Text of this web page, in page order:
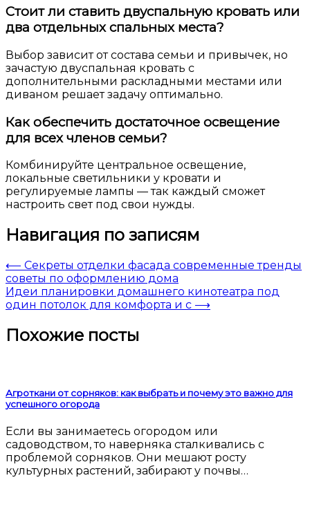
Стоит ли ставить двуспальную кровать или
два отдельных спальных места?
Выбор зависит от состава семьи и привычек, но
зачастую двуспальная кровать с
дополнительными раскладными местами или
диваном решает задачу оптимально.
Как обеспечить достаточное освещение
для всех членов семьи?
Комбинируйте центральное освещение,
локальные светильники у кровати и
регулируемые лампы — так каждый сможет
настроить свет под свои нужды.
Навигация по записям
⟵ Секреты отделки фасада современные тренды
советы по оформлению дома
Идеи планировки домашнего кинотеатра под
один потолок для комфорта и с ⟶
Похожие посты
Агроткани от сорняков: как выбрать и почему это важно для
успешного огорода
Если вы занимаетесь огородом или
садоводством, то наверняка сталкивались с
проблемой сорняков. Они мешают росту
культурных растений, забирают у почвы…